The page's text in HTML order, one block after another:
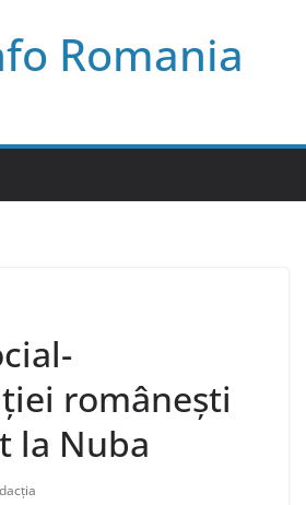
Romania
românești
la Nuba